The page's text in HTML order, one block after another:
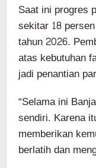
Saat ini progres
sekitar 18
tahun 2026.
atas kebutuhan
jadi penantian
“Selama ini
sendiri. Karena
memberikan
berlatih dan